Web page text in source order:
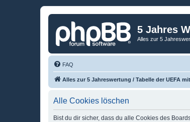
5 Jahres
Alles zur 5
FAQ
Alles zur 5 Jahreswertung / Tabelle der UEFA
Alle Cookies löschen
Bist du dir sicher, dass du alle Cookies des